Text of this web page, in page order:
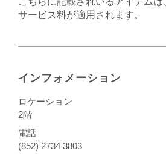
サービス料が適用されます。
インフォメーション
ロケーション
2階
電話
(852) 2734 3803